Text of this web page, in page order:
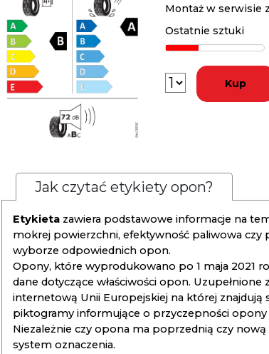
Montaż w serwisie
Ostatnie sztuki
Kup
Jak czytać etykiety opon?
Etykieta zawiera podstawowe informacje na
mokrej powierzchni, efektywność paliwowa czy
wyborze odpowiednich opon.
Opony, które wyprodukowano po 1 maja 2021
dane dotyczące właściwości opon.
internetową Unii Europejskiej na której znajdują
piktogramy informujące o przyczepności opony
Niezależnie czy opona ma poprzednią czy
system oznaczenia.